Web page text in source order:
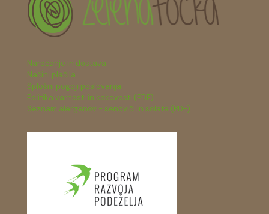
Naročanje in dostava
Načini plačila
Splošni pogoji poslovanja
Politika varnosti in kakovosti (PDF)
Seznam alergenov - sendviči in solate (PDF)